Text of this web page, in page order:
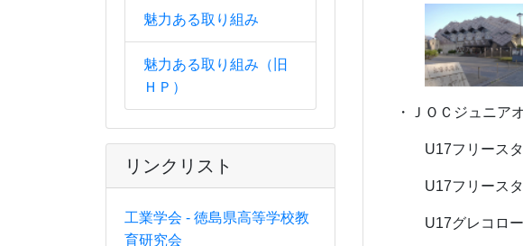
魅力ある取り組み
魅力ある取り組み（旧
ＨＰ）
リンクリスト
工業学会 - 徳島県高等学校教
育研究会
・ＪＯＣジュニア
U17フリースタ
U17フリースタ
U17グレコロー